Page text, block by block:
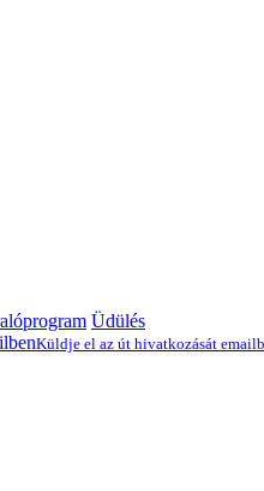
Üdülés
Küldje el az út hivatkozását